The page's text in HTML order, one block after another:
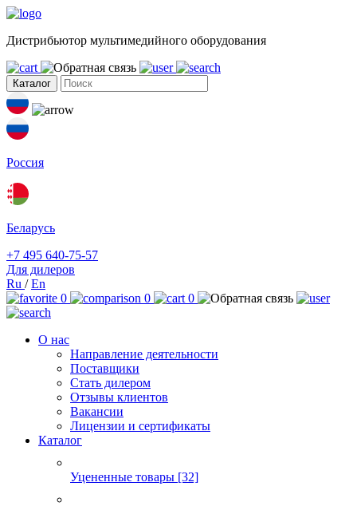
Дистрибьютор мультимедийного оборудования
Каталог
Россия
Беларусь
+7 495 640-75-57
Для дилеров
Ru /En
0
0 0
О нас
Направление деятельности
Поставщики
Стать дилером
Отзывы клиентов
Вакансии
Лицензии и сертификаты
Каталог
Уцененные товары [32]